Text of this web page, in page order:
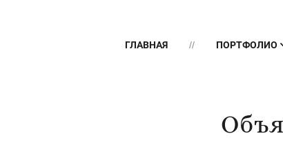
ГЛАВНАЯ ПОРТФОЛИО